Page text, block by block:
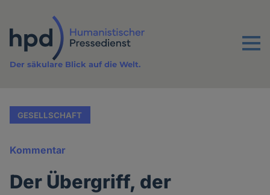
Inhalt
Menu
Der säkulare Blick auf die Welt.
GESELLSCHAFT
Kommentar
Der Übergriff, der